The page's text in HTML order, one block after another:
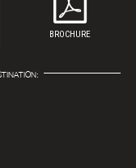
BROCHURE